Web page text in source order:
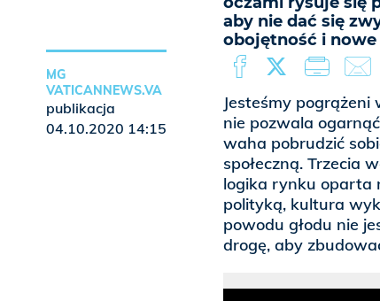
aby nie dać się
obojętność i
Jesteśmy
nie pozwala
waha pobrudzić
społeczną. Trzecia
logika rynku oparta
polityką, kultura
powodu głodu nie
drogę, aby
MG
VATICANNEWS.VA
publikacja
04.10.2020 14:15